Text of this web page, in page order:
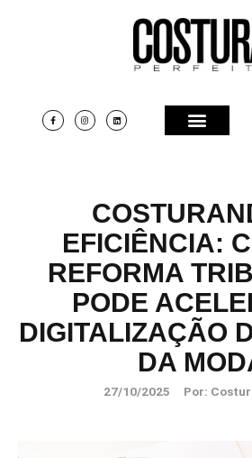
EFICIÊNCIA:
REFORMA
PODE
DIGITALIZAÇÃO
DA
27/10/2025 Por: